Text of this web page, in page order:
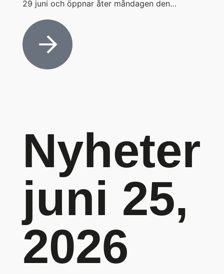
29 juni och öppnar åter måndagen den…
Nyheter
juni 25,
2026